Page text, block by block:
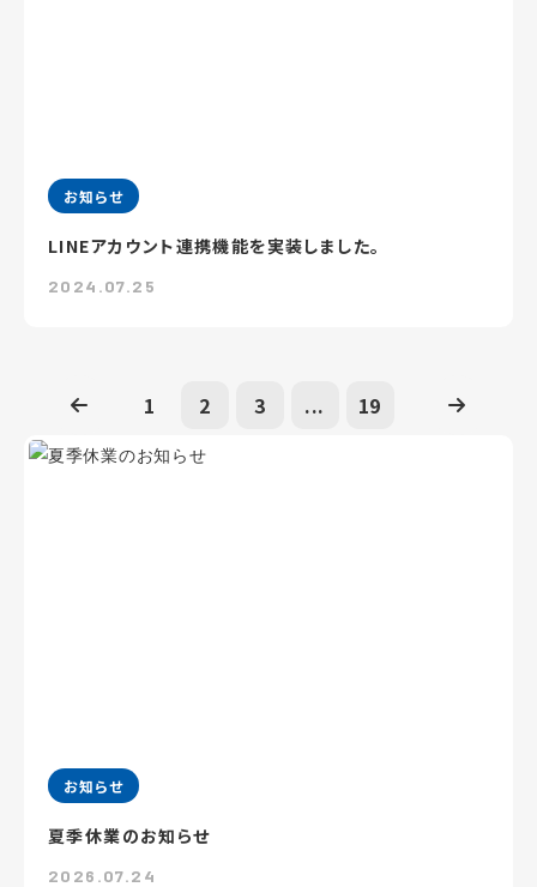
お知らせ
LINEアカウント連携機能を実装しました。
2024.07.25
1 2 3 ... 19
お知らせ
夏季休業のお知らせ
2026.07.24